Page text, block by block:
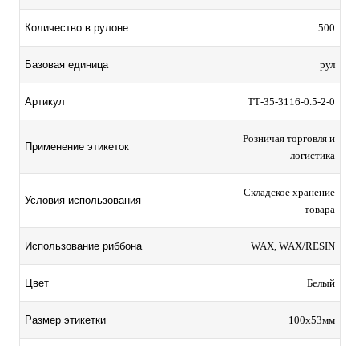
Количество в рулоне 500
Базовая единица рул
Артикул TТ-35-3116-0.5-2-0
Применение этикеток
Розничая торговля и
логистика
Условия использования
Складское хранение
товара
Использование риббона WAX, WAX/RESIN
Цвет Белый
Размер этикетки 100х53мм